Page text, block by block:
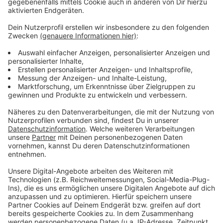
Anzeige
Was macht der Künstler eigentlich, wenn er nicht auf
der Bühne oder vor der Kamera steht? Hier erfahren
wir es. Im Podcast "Wat ne Woche" erzählt Atze
Schröder die schönsten Geschichten, die lustigsten
Anekdoten, intime Geständnisse und haut natürlich
seine Lieblingspromis in die Pfanne, so wie wir ihn
kennen und lieben. Atze Schröder und sein ganz
persönlicher Wochenrückblick - so privat wie noch nie,
so lustig wie immer.
Anzeige